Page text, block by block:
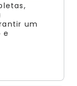
um
e